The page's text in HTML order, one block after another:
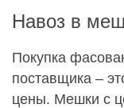
Навоз в
Покупка
поставщика –
цены. Мешки с